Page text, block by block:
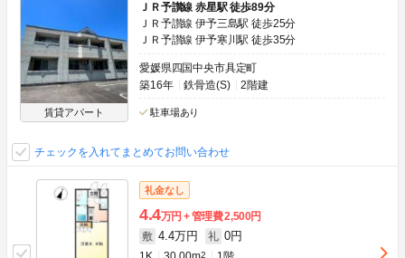
賃貸アパート
ＪＲ予讃線 赤星駅 徒歩89分
ＪＲ予讃線 伊予三島駅 徒歩25分
ＪＲ予讃線 伊予寒川駅 徒歩35分
愛媛県四国中央市具定町
築16年
鉄骨造(S) 2階建
駐車場あり
チェックを入れてまとめてお問い合わせ
礼金なし
4.4万円 管理費2,500円
敷 4.4万円 礼 0円
2